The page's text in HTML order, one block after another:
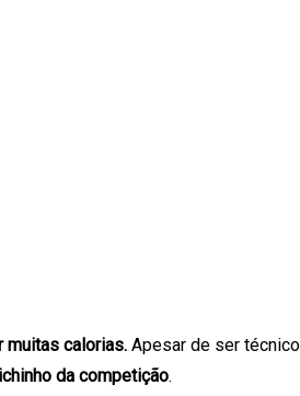
muitas calorias.Apesar de ser
da competição.